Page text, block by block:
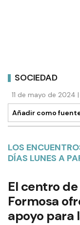
SOCIEDAD
11 de mayo de
Añadir como
LOS
DÍAS LUNES A
El centro
Formosa
apoyo para